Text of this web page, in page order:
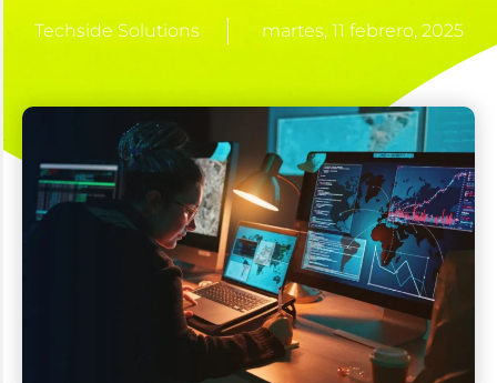
Techside Solutions martes, 11 febrero, 2025